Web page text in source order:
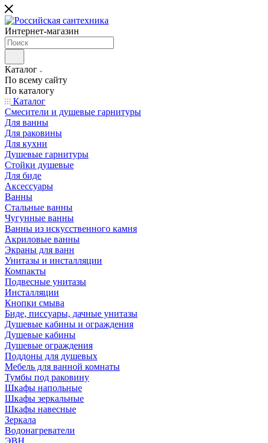
Интернет-магазин
Каталог
По всему сайту
По каталогу
Каталог
Смесители и душевые гарнитуры
Для ванны
Для раковины
Для кухни
Душевые гарнитуры
Стойки душевые
Для биде
Аксессуары
Ванны
Стальные ванны
Чугунные ванны
Ванны из искусственного камня
Акриловые ванны
Экраны для ванн
Унитазы и инсталляции
Компакты
Подвесные унитазы
Инсталляции
Кнопки смыва
Биде, писсуары, дачные унитазы
Душевые кабины и ограждения
Душевые кабины
Душевые ограждения
Поддоны для душевых
Мебель для ванной комнаты
Тумбы под раковину
Шкафы напольные
Шкафы зеркальные
Шкафы навесные
Зеркала
Водонагреватели
ЭВН